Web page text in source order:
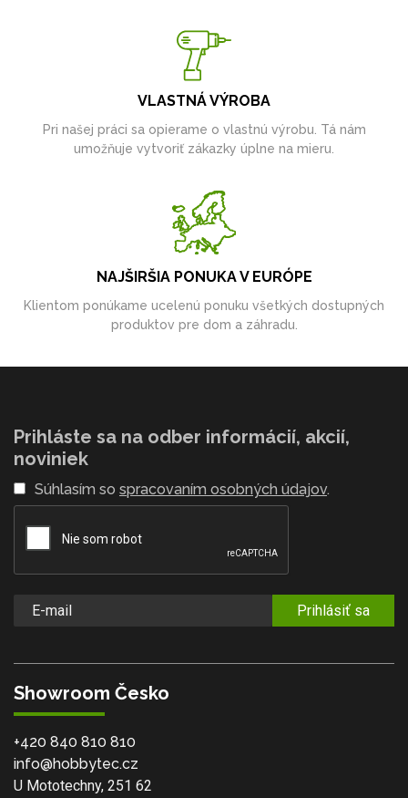
VLASTNÁ VÝROBA
Pri našej práci sa opierame o vlastnú výrobu. Tá nám
umožňuje vytvoriť zákazky úplne na mieru.
NAJŠIRŠIA PONUKA V EURÓPE
Klientom ponúkame ucelenú ponuku všetkých dostupných
produktov pre dom a záhradu.
Prihláste sa na odber informácií, akcií,
noviniek
Súhlasím so spracovaním osobných údajov.
Prihlásiť sa
Showroom Česko
+420 840 810 810
info@hobbytec.cz
U Mototechny, 251 62